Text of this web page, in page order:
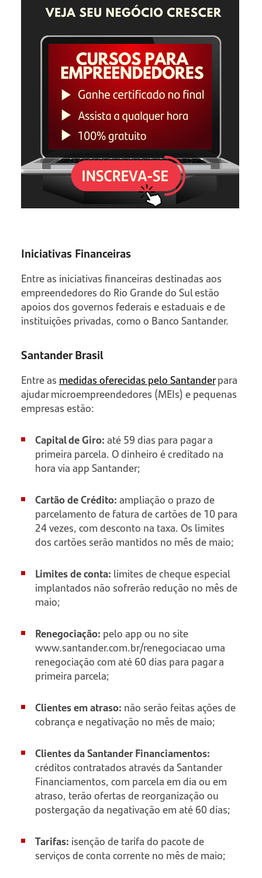
Iniciativas Financeiras
Entre as iniciativas financeiras destinadas aos
empreendedores do Rio Grande do Sul estão
apoios dos governos federais e estaduais e de
instituições privadas, como o Banco Santander.
Santander Brasil
Entre as medidas oferecidas pelo Santanderpara
ajudar microempreendedores (MEIs) e pequenas
empresas estão:
Capital de Giro:até 59 dias para pagar a
primeira parcela. O dinheiro é creditado na
hora via app Santander;
Cartão de Crédito:ampliação o prazo de
parcelamento de fatura de cartões de 10 para
24 vezes, com desconto na taxa. Os limites
dos cartões serão mantidos no mês de maio;
Limites de conta: limites de cheque especial
implantados não sofrerão redução no mês de
maio;
Renegociação: pelo app ou no site
www.santander.com.br/renegociacao uma
renegociação com até 60 dias para pagar a
primeira parcela;
Clientes em atraso: não serão feitas ações de
cobrança e negativação no mês de maio;
Clientes da Santander Financiamentos:
créditos contratados através da Santander
Financiamentos, com parcela em dia ou em
atraso, terão ofertas de reorganização ou
postergação da negativação em até 60 dias;
Tarifas: isenção de tarifa do pacote de
serviços de conta corrente no mês de maio;